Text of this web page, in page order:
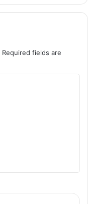
Required fields are